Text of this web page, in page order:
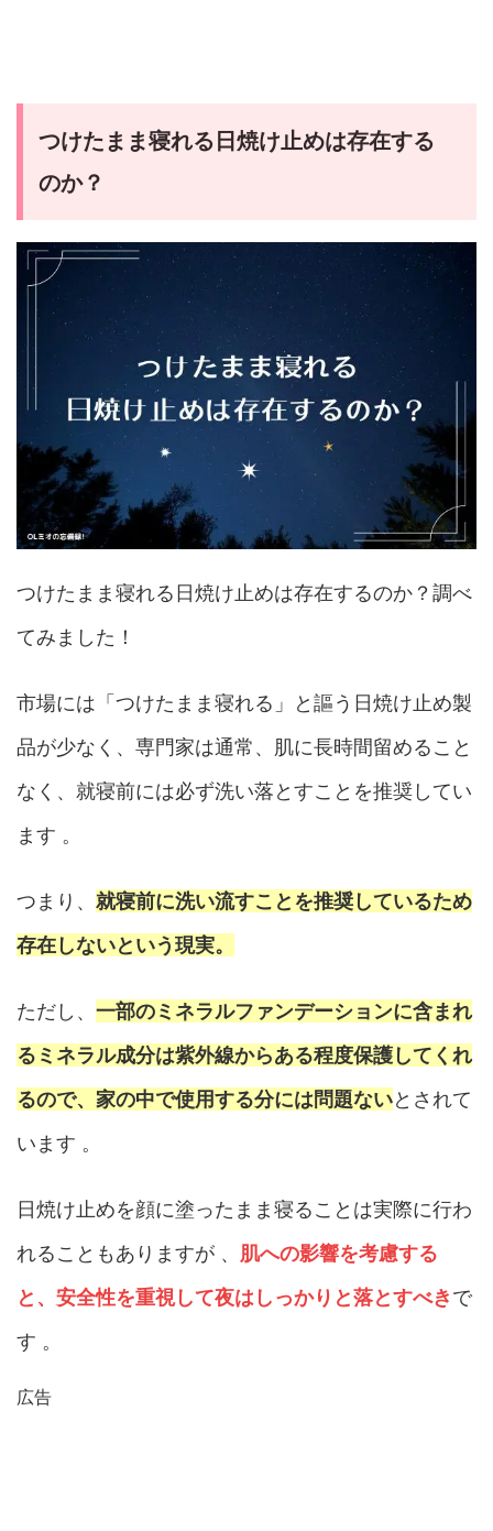
つけたまま寝れる日焼け止めは存在する
のか？
つけたまま寝れる日焼け止めは存在するのか？調べ
てみました！
市場には「つけたまま寝れる」と謳う日焼け止め製
品が少なく、専門家は通常、肌に長時間留めること
なく、就寝前には必ず洗い落とすことを推奨してい
ます 。
つまり、 就寝前に洗い流すことを推奨しているため
存在しないという現実。
ただし、 一部のミネラルファンデーションに含まれ
るミネラル成分は紫外線からある程度保護してくれ
るので、家の中で使用する分には問題ないとされて
います 。
日焼け止めを顔に塗ったまま寝ることは実際に行わ
れることもありますが 、 肌への影響を考慮する
と、安全性を重視して夜はしっかりと落とすべきで
す 。
広告